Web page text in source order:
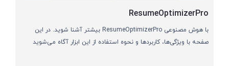
ResumeOptimizerPro
با هوش مصنوعی ResumeOptimizerPro بیشتر آشنا شوید. در این
صفحه با ویژگی‌ها، کاربردها و نحوه استفاده از این ابزار آگاه می‌شوید